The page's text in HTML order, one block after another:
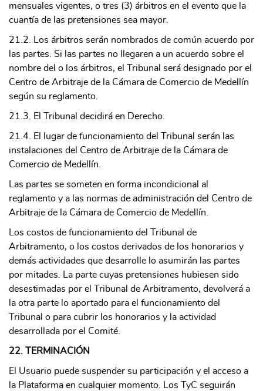
mensuales vigentes, o tres (3) árbitros en el evento que la
cuantía de las pretensiones sea mayor.
21.2. Los árbitros serán nombrados de común acuerdo por
las partes. Si las partes no llegaren a un acuerdo sobre el
nombre del o los árbitros, el Tribunal será designado por el
Centro de Arbitraje de la Cámara de Comercio de Medellín
según su reglamento.
21.3. El Tribunal decidirá en Derecho.
21.4. El lugar de funcionamiento del Tribunal serán las
instalaciones del Centro de Arbitraje de la Cámara de
Comercio de Medellín.
Las partes se someten en forma incondicional al
reglamento y a las normas de administración del Centro de
Arbitraje de la Cámara de Comercio de Medellín.
Los costos de funcionamiento del Tribunal de
Arbitramento, o los costos derivados de los honorarios y
demás actividades que desarrolle lo asumirán las partes
por mitades. La parte cuyas pretensiones hubiesen sido
desestimadas por el Tribunal de Arbitramento, devolverá a
la otra parte lo aportado para el funcionamiento del
Tribunal o para cubrir los honorarios y la actividad
desarrollada por el Comité.
22. TERMINACIÓN
El Usuario puede suspender su participación y el acceso a
la Plataforma en cualquier momento. Los TyC seguirán